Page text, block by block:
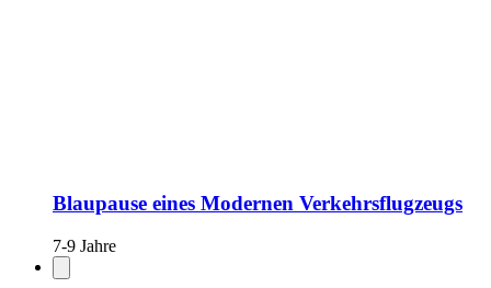
Blaupause eines Modernen Verkehrsflugzeugs
7-9 Jahre